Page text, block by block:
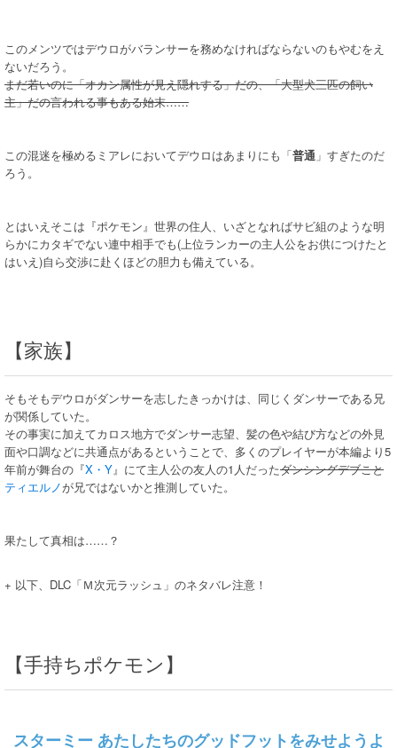
このメンツではデウロがバランサーを務めなければならないのもやむをえ
ないだろう。
まだ若いのに「オカン属性が見え隠れする」だの、「大型犬三匹の飼い
主」だの言われる事もある始末……
この混迷を極めるミアレにおいてデウロはあまりにも「普通 」すぎたのだ
ろう。
とはいえそこは『ポケモン』世界の住人、いざとなればサビ組のような明
らかにカタギでない連中相手でも(上位ランカーの主人公をお供につけたと
はいえ)自ら交渉に赴くほどの胆力も備えている。
【家族】
そもそもデウロがダンサーを志したきっかけは、同じくダンサーである兄
が関係していた。
その事実に加えてカロス地方でダンサー志望、髪の色や結び方などの外見
面や口調などに共通点があるということで、多くのプレイヤーが本編より5
年前が舞台の『X・Y』にて主人公の友人の1人だったダンシングデブこと
ティエルノが兄ではないかと推測していた。
果たして真相は……？
+ 以下、DLC「Ｍ次元ラッシュ」のネタバレ注意！
【手持ちポケモン】
スターミー あたしたちのグッドフットをみせようよ